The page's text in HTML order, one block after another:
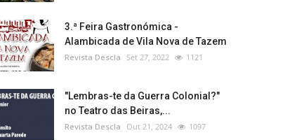
3.ª Feira Gastronómica -
Alambicada de Vila Nova de Tazem
Revista Descla Set 27, 2022 1121
"Lembras-te da Guerra Colonial?"
no Teatro das Beiras,...
Revista Descla Out 21, 2024 1097